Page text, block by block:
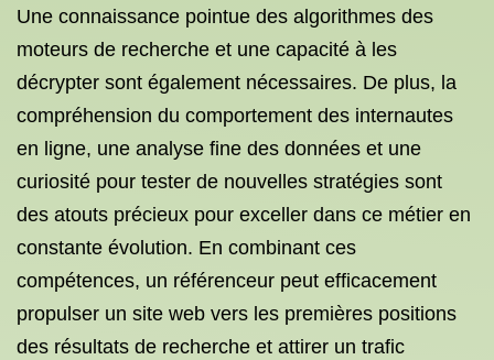
Une connaissance pointue des algorithmes des
moteurs de recherche et une capacité à les
décrypter sont également nécessaires. De plus, la
compréhension du comportement des internautes
en ligne, une analyse fine des données et une
curiosité pour tester de nouvelles stratégies sont
des atouts précieux pour exceller dans ce métier en
constante évolution. En combinant ces
compétences, un référenceur peut efficacement
propulser un site web vers les premières positions
des résultats de recherche et attirer un trafic